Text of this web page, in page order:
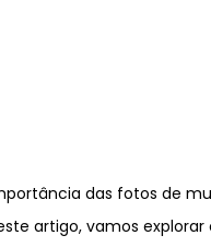
das fotos de
artigo, vamos